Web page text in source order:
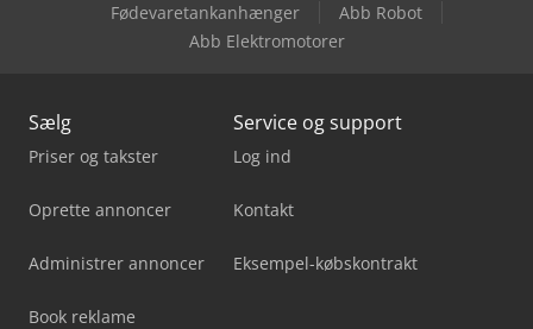
Fødevaretankanhænger
Abb Robot
Abb Elektromotorer
Sælg
Priser og takster
Oprette annoncer
Administrer annoncer
Book reklame
Service og support
Log ind
Kontakt
Eksempel-købskontrakt